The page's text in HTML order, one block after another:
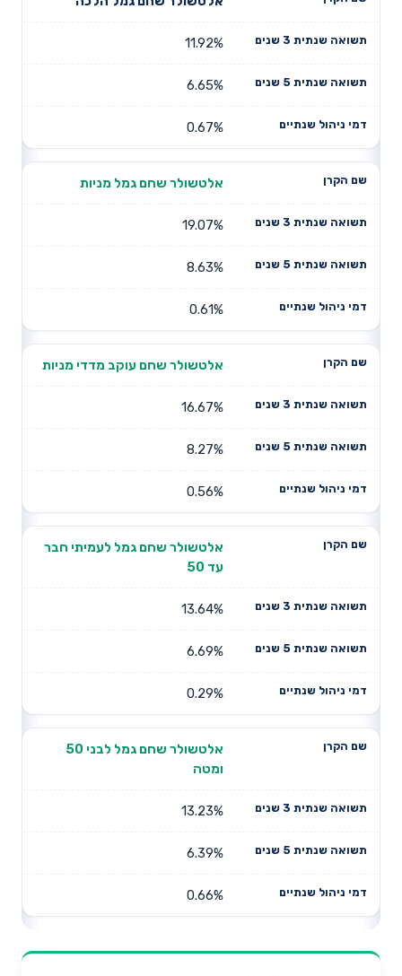
שנים
11.92%
6.65%
0.67%
אלטשולר שחם גמל מניות
19.07%
8.63%
0.61%
אלטשולר שחם עוקב מדדי מניות
16.67%
8.27%
0.56%
אלטשולר שחם גמל לעמיתי חבר
עד 50
13.64%
6.69%
0.29%
אלטשולר שחם גמל לבני 50
ומטה
13.23%
6.39%
0.66%